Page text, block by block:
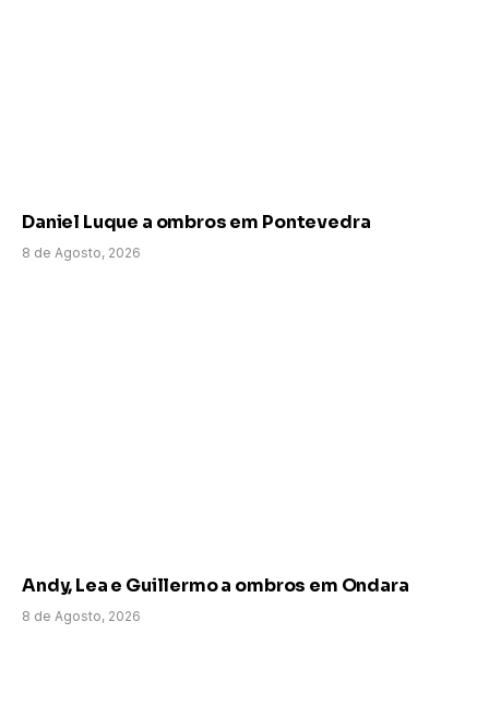
Daniel Luque a ombros em Pontevedra
8 de Agosto, 2026
Andy, Lea e Guillermo a ombros em Ondara
8 de Agosto, 2026